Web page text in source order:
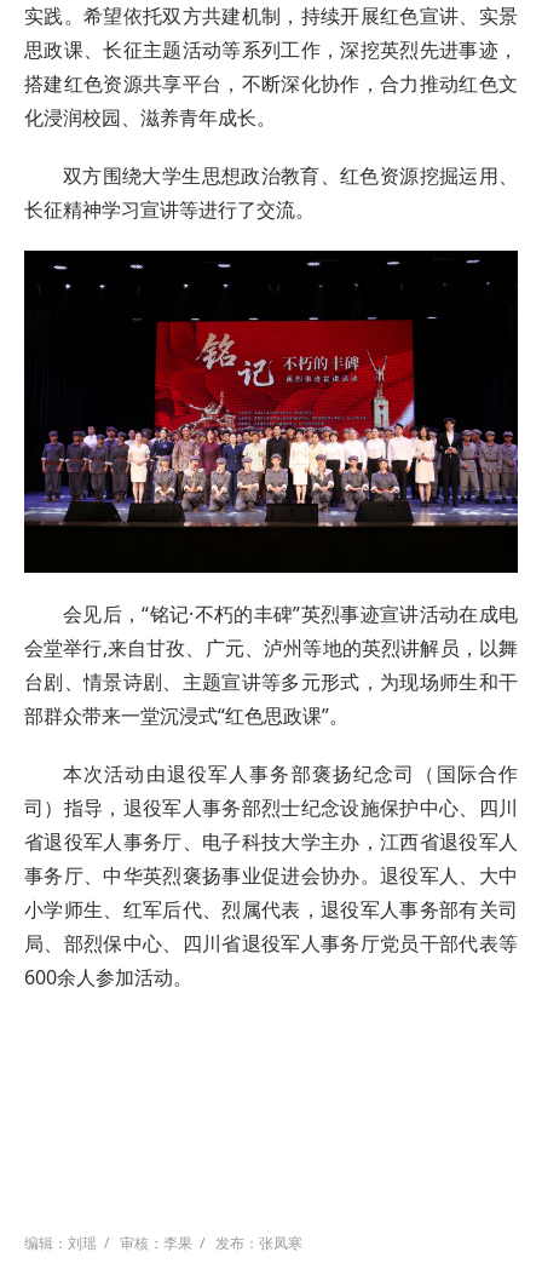
实践。希望依托双方共建机制，持续开展红色宣讲、实景
思政课、长征主题活动等系列工作，深挖英烈先进事迹，
搭建红色资源共享平台，不断深化协作，合力推动红色文
化浸润校园、滋养青年成长。
双方围绕大学生思想政治教育、红色资源挖掘运用、
长征精神学习宣讲等进行了交流。
会见后，“铭记·不朽的丰碑”英烈事迹宣讲活动在成电
会堂举行,来自甘孜、广元、泸州等地的英烈讲解员，以舞
台剧、情景诗剧、主题宣讲等多元形式，为现场师生和干
部群众带来一堂沉浸式“红色思政课”。
本次活动由退役军人事务部褒扬纪念司（国际合作
司）指导，退役军人事务部烈士纪念设施保护中心、四川
省退役军人事务厅、电子科技大学主办，江西省退役军人
事务厅、中华英烈褒扬事业促进会协办。退役军人、大中
小学师生、红军后代、烈属代表，退役军人事务部有关司
局、部烈保中心、四川省退役军人事务厅党员干部代表等
600余人参加活动。
编辑：刘瑶 / 审核：李果 / 发布：张凤寒